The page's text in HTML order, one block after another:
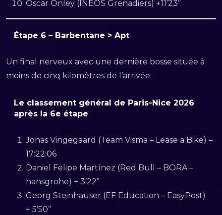
Oscar Onley (INEOS Grenadiers) +11’23”
Étape 6 – Barbentane > Apt
Un final nerveux avec une dernière bosse située à
moins de cinq kilomètres de l’arrivée.
Le classement général de Paris-Nice 2026
après la 6e étape
Jonas Vingegaard (Team Visma – Lease a Bike) –
17:22:06
Daniel Felipe Martínez (Red Bull – BORA –
hansgrohe) + 3’22”
Georg Steinhauser (EF Education – EasyPost)
+ 5’50”